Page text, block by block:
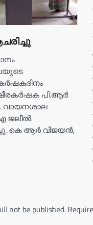
പി.ആർ
വായനശാല
ജലീൽ
കെ ആർ വിജയൻ,
not be published.